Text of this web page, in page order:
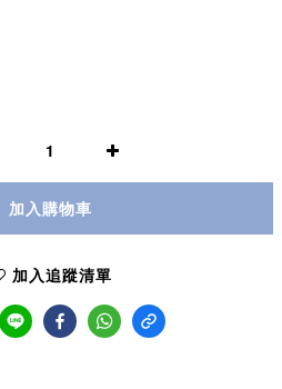
加入購物車
加入追蹤清單